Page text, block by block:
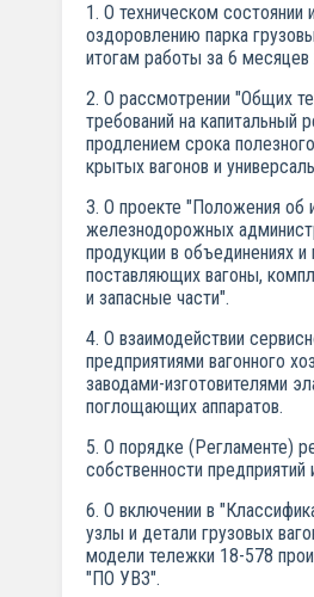
1. О техническом состоянии
оздоровлению парка
итогам работы за 6 месяцев
2. О рассмотрении "Общих
требований на капитальный
продлением срока
крытых вагонов и
3. О проекте "Положения об
железнодорожных
продукции в объединениях и
поставляющих вагоны,
и запасные части".
4. О взаимодействии
предприятиями вагонного
заводами-изготовителями
поглощающих аппаратов.
5. О порядке (Регламенте)
собственности предприятий
6. О включении в
узлы и детали грузовых
модели тележки 18-578
"ПО УВЗ".